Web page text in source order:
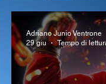
che
Adriano Junio Ventrone
29 giu
Tempo di